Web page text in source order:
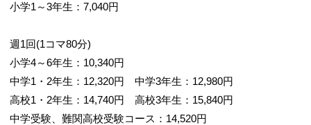
小学1～3年生：7,040円
週1回(1コマ80分)
小学4～6年生：10,340円
中学1・2年生：12,320円 中学3年生：12,980円
高校1・2年生：14,740円 高校3年生：15,840円
中学受験、難関高校受験コース：14,520円